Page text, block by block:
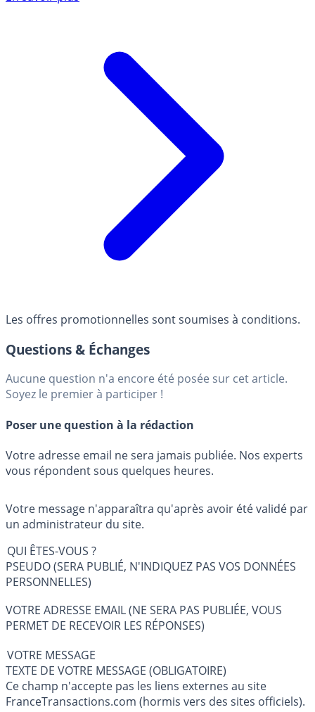
Les offres promotionnelles sont soumises à conditions.
Questions & Échanges
Aucune question n'a encore été posée sur cet article.
Soyez le premier à participer !
Poser une question à la rédaction
Votre adresse email ne sera jamais publiée. Nos experts
vous répondent sous quelques heures.
Votre message n'apparaîtra qu'après avoir été validé par
un administrateur du site.
QUI ÊTES-VOUS ?
PSEUDO (SERA PUBLIÉ, N'INDIQUEZ PAS VOS DONNÉES
PERSONNELLES)
VOTRE ADRESSE EMAIL (NE SERA PAS PUBLIÉE, VOUS
PERMET DE RECEVOIR LES RÉPONSES)
VOTRE MESSAGE
TEXTE DE VOTRE MESSAGE (OBLIGATOIRE)
Ce champ n'accepte pas les liens externes au site
FranceTransactions.com (hormis vers des sites officiels).